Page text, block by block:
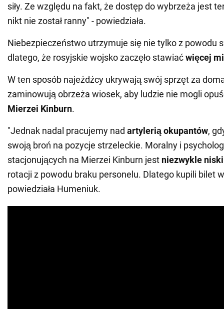
siły. Ze względu na fakt, że dostęp do wybrzeża jest
nikt nie został ranny" - powiedziała.
Niebezpieczeństwo utrzymuje się nie tylko z powodu
dlatego, że rosyjskie wojsko zaczęło stawiaćwięcej
W ten sposób najeźdźcy ukrywają swój sprzęt za
zaminowują obrzeża wiosek, aby ludzie nie mogli
Mierzei Kinburn.
"Jednak nadal pracujemy nad artylerią okupantów,
swoją broń na pozycje strzeleckie. Moralny i
stacjonujących na Mierzei Kinburn jest niezwykle niski
rotacji z powodu braku personelu. Dlatego kupili bilet
powiedziała Humeniuk.